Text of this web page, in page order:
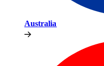
Australia​​